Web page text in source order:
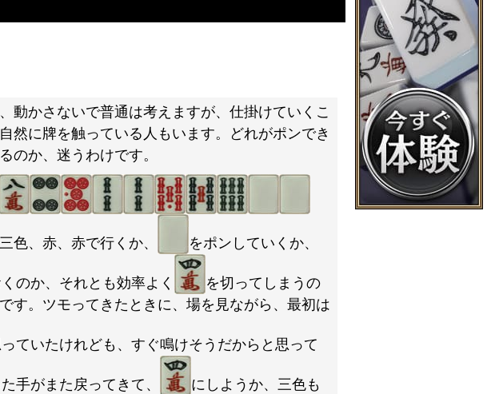
動かさないで普通は考えますが、仕掛けていくこ
然に牌を触っている人もいます。どれがポンでき
のか、迷うわけです。
色、赤、赤で行くか、 をポンしていくか、
のか、それとも効率よく
を切ってしまうの
す。ツモってきたときに、場を見ながら、最初は
ていたけれども、すぐ鳴けそうだからと思って
手がまた戻ってきて、 にしようか、三色も